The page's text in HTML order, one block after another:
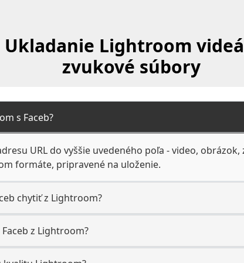
Ukladanie Lightroom
zvukové súbory
s Faceb?
URL do vyššie uvedeného poľa - video,
formáte, pripravené na uloženie.
chytiť z Lightroom?
z Lightroom?